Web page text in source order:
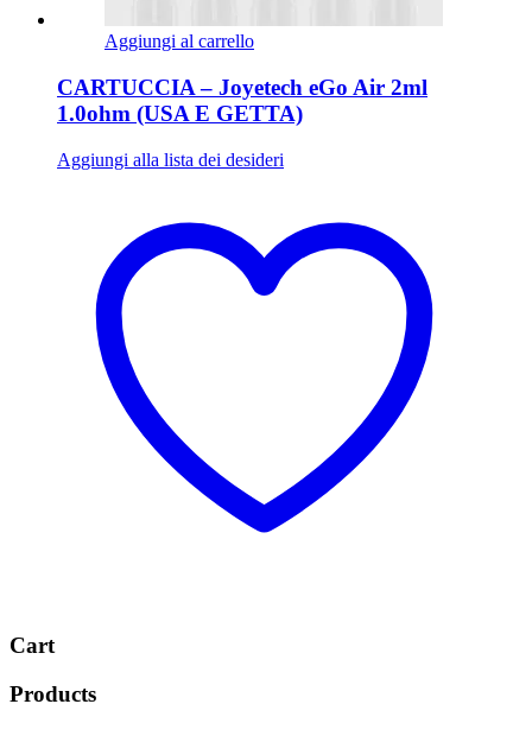
Aggiungi al carrello
CARTUCCIA – Joyetech eGo Air 2ml
1.0ohm (USA E GETTA)
Aggiungi alla lista dei desideri
Cart
Products